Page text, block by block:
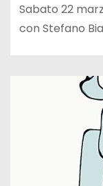
Sabato 22
con Stefano